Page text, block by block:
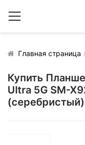
Главная страница
Купить
Ultra 5G SM-
(серебристый)